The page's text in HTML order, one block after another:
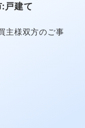
:戸建て
主様双方のご事